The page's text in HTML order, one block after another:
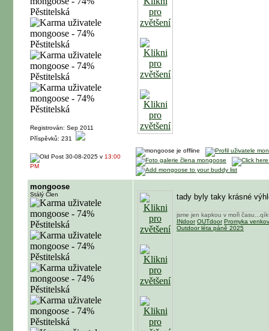
Registrován: Sep 2011
Příspěvků: 231
30-08-2025 v 13:00
PM
mongoose
Stálý Člen tady byly taky krásné
jsme jen kapkou v moři
INdoor OUTdoor Promyka
Outdoor léta páně 2025